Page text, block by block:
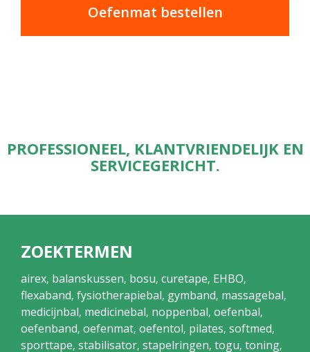
Oefenmat bestellen
PROFESSIONEEL, KLANTVRIENDELIJK EN
SERVICEGERICHT.
ZOEKTERMEN
airex, balanskussen, bosu, curetape, EHBO,
flexaband, fysiotherapiebal, gymband, massagebal,
medicijnbal, medicinebal, noppenbal, oefenbal,
oefenband, oefenmat, oefentol, pilates, softmed,
sporttape, stabilisator, stapelringen, togu, toning,